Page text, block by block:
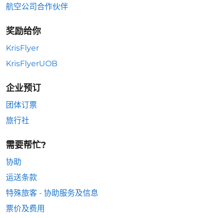
航空公司合作伙伴
奖励给你
KrisFlyer
KrisFlyerUOB
企业预订
团体订票
旅行社
需要帮忙?
协助
运送条款
特殊旅客 - 协助服务及信息
票价及费用